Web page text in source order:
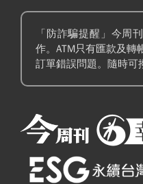
「防詐騙提醒」今周
作。ATM只有匯款及轉
訂單錯誤問題。隨時可